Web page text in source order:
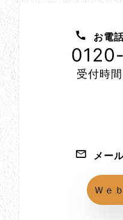
お電
0120-
受付時
メー
Ｗｅ